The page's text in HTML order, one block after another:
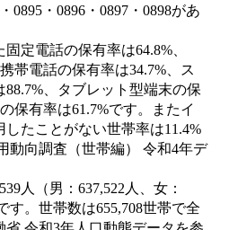
0895・0896・0897・0898があ
定電話の保有率は64.8%、
帯電話の保有率は34.7%、ス
、タブレット型端末の保
保有率は61.7%です。またイ
たことがない世帯率は11.4%
動向調査（世帯編） 令和4年デ
人（男：637,522人、女：
す。世帯数は655,708世帯で全